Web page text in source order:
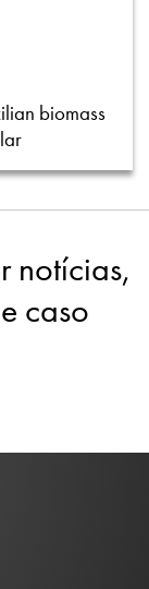
biomass
notícias,
caso